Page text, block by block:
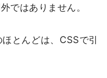
ではありません。
とんどは、CSSで引